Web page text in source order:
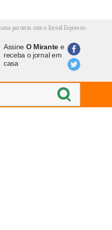
uma parceria com o Jornal Expresso
Assine O Mirantee
receba o jornal em
casa